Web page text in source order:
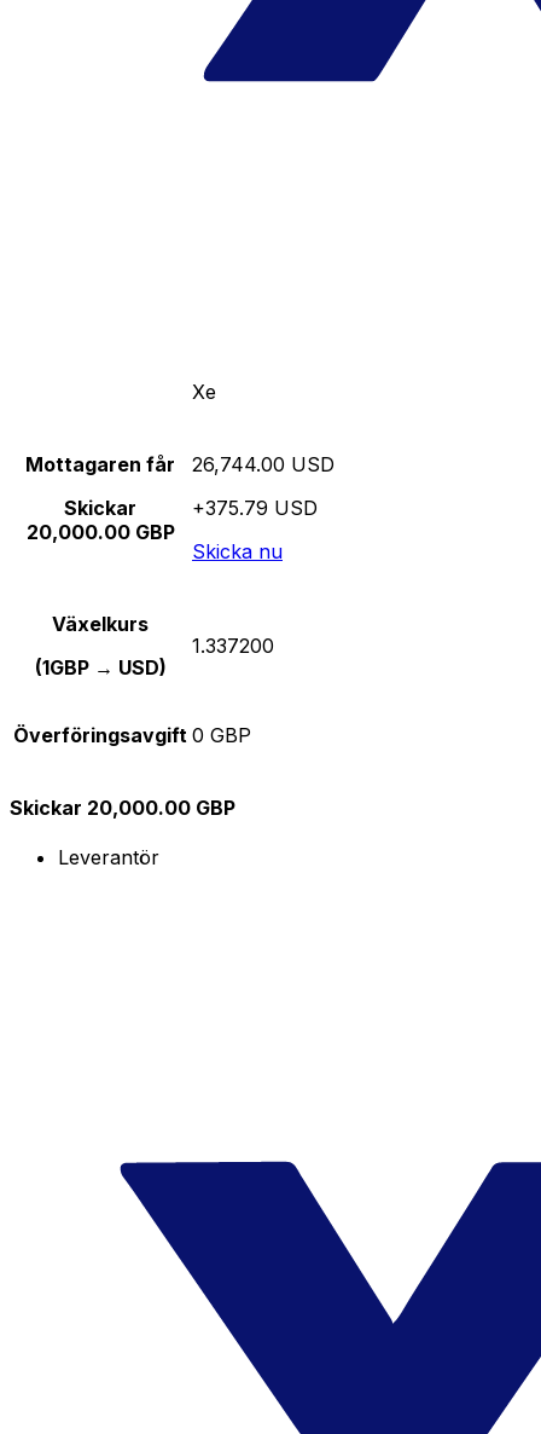
Xe
Mottagaren får
Skickar
20,000.00 GBP
26,744.00 USD
+375.79 USD
Skicka nu
Växelkurs
(1GBP → USD)
1.337200
Överföringsavgift 0 GBP
Skickar 20,000.00 GBP
Leverantör